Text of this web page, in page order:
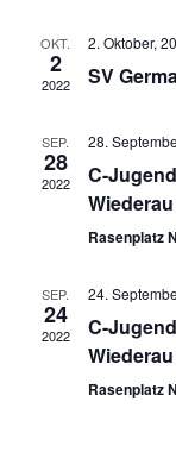
OKT.
2
2022
2. Oktober,
SV
SEP.
28
2022
28.
C-
Rasenplatz
SEP.
24
2022
24.
C-
Rasenplatz